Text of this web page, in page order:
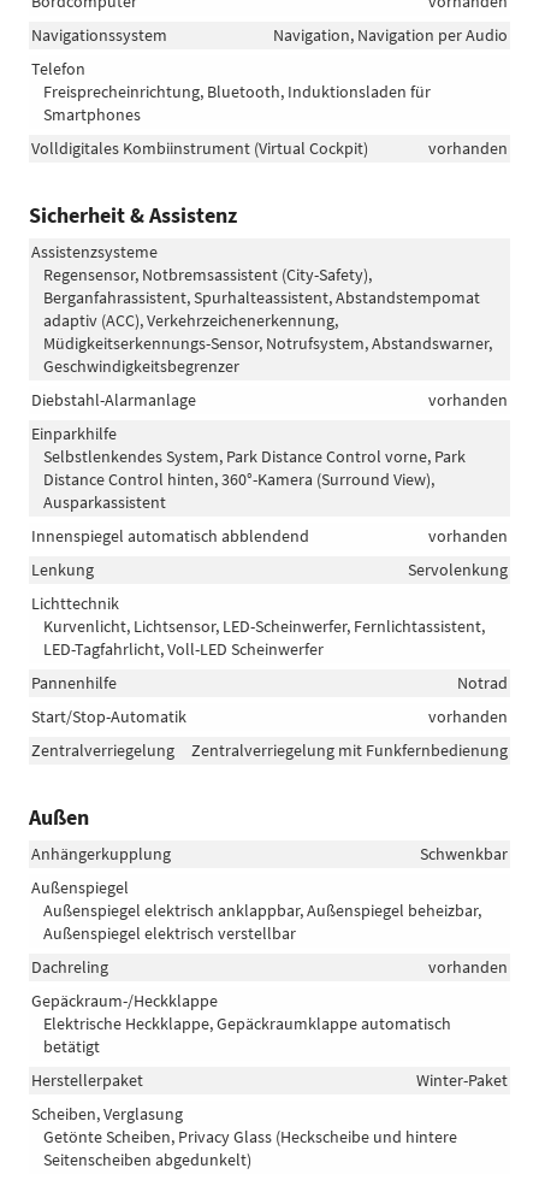
Navigationssystem
Navigation, Navigation per Audio
Telefon
Freisprecheinrichtung, Bluetooth, Induktionsladen für
Smartphones
Volldigitales Kombiinstrument (Virtual Cockpit)
vorhanden
Sicherheit & Assistenz
Assistenzsysteme
Regensensor, Notbremsassistent (City-Safety),
Berganfahrassistent, Spurhalteassistent, Abstandstempomat
adaptiv (ACC), Verkehrzeichenerkennung,
Müdigkeitserkennungs-Sensor, Notrufsystem, Abstandswarner,
Geschwindigkeitsbegrenzer
Diebstahl-Alarmanlage
vorhanden
Einparkhilfe
Selbstlenkendes System, Park Distance Control vorne, Park
Distance Control hinten, 360°-Kamera (Surround View),
Ausparkassistent
Innenspiegel automatisch abblendend
vorhanden
Lenkung
Servolenkung
Lichttechnik
Kurvenlicht, Lichtsensor, LED-Scheinwerfer, Fernlichtassistent,
LED-Tagfahrlicht, Voll-LED Scheinwerfer
Pannenhilfe
Notrad
Start/Stop-Automatik
vorhanden
Zentralverriegelung
Zentralverriegelung mit Funkfernbedienung
Außen
Anhängerkupplung
Schwenkbar
Außenspiegel
Außenspiegel elektrisch anklappbar, Außenspiegel beheizbar,
Außenspiegel elektrisch verstellbar
Dachreling
vorhanden
Gepäckraum-/Heckklappe
Elektrische Heckklappe, Gepäckraumklappe automatisch
betätigt
Herstellerpaket
Winter-Paket
Scheiben, Verglasung
Getönte Scheiben, Privacy Glass (Heckscheibe und hintere
Seitenscheiben abgedunkelt)